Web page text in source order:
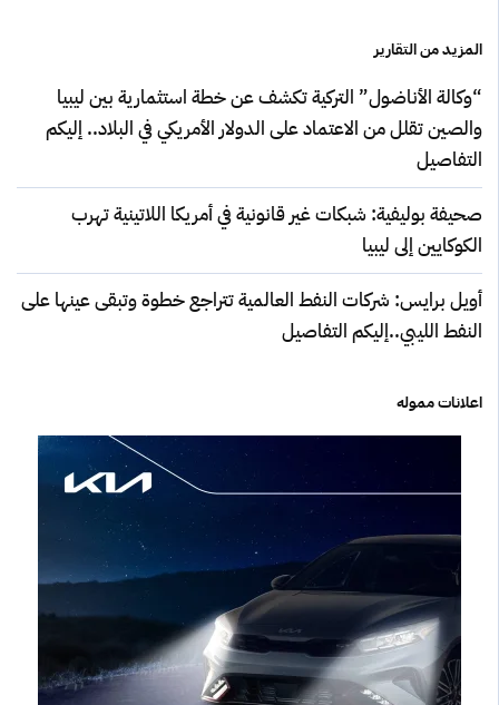
المزيد من التقارير
“وكالة الأناضول” التركية تكشف عن خطة استثمارية بين ليبيا
والصين تقلل من الاعتماد على الدولار الأمريكي في البلاد.. إليكم
التفاصيل
صحيفة بوليفية: شبكات غير قانونية في أمريكا اللاتينية تهرب
الكوكايين إلى ليبيا
أويل برايس: شركات النفط العالمية تتراجع خطوة وتبقى عينها على
النفط الليبي..إليكم التفاصيل
اعلانات مموله